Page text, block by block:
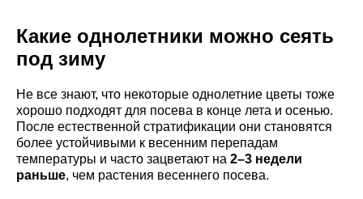
Какие однолетники можно сеять
под зиму
Не все знают, что некоторые однолетние цветы тоже
хорошо подходят для посева в конце лета и осенью.
После естественной стратификации они становятся
более устойчивыми к весенним перепадам
температуры и часто зацветают на 2–3 недели
раньше, чем растения весеннего посева.